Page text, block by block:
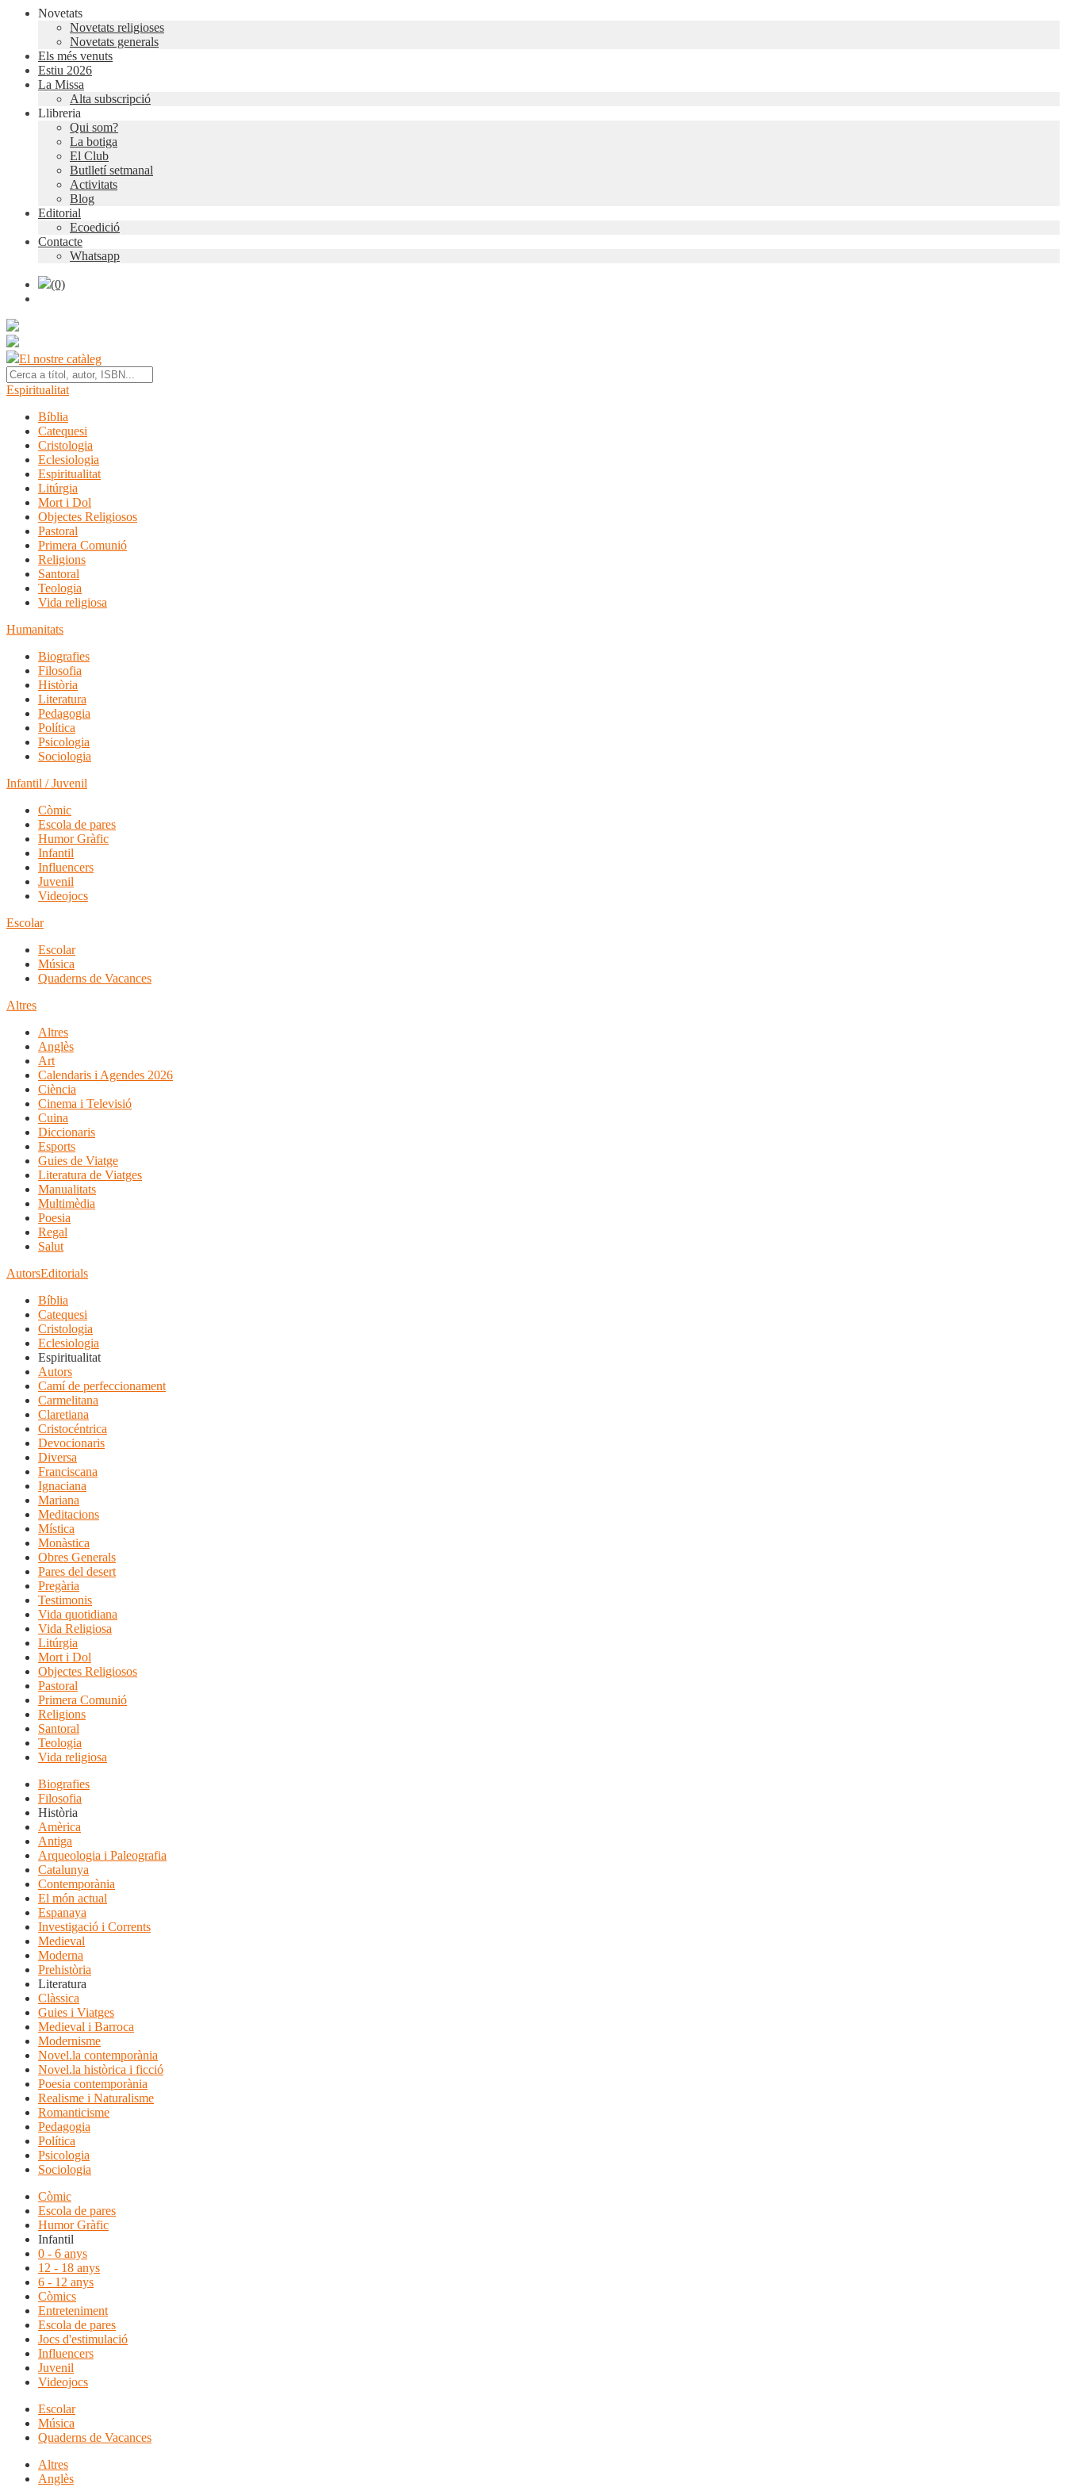
Novetats
Novetats religioses
Novetats generals
Els més venuts
Estiu 2026
La Missa
Alta subscripció
Llibreria
Qui som?
La botiga
El Club
Butlletí setmanal
Activitats
Blog
Editorial
Ecoedició
Contacte
Whatsapp
(0)
El nostre catàleg
Espiritualitat
Bíblia
Catequesi
Cristologia
Eclesiologia
Espiritualitat
Litúrgia
Mort i Dol
Objectes Religiosos
Pastoral
Primera Comunió
Religions
Santoral
Teologia
Vida religiosa
Humanitats
Biografies
Filosofia
Història
Literatura
Pedagogia
Política
Psicologia
Sociologia
Infantil / Juvenil
Còmic
Escola de pares
Humor Gràfic
Infantil
Influencers
Juvenil
Videojocs
Escolar
Escolar
Música
Quaderns de Vacances
Altres
Altres
Anglès
Art
Calendaris i Agendes 2026
Ciència
Cinema i Televisió
Cuina
Diccionaris
Esports
Guies de Viatge
Literatura de Viatges
Manualitats
Multimèdia
Poesia
Regal
Salut
AutorsEditorials
Bíblia
Catequesi
Cristologia
Eclesiologia
Espiritualitat
Autors
Camí de perfeccionament
Carmelitana
Claretiana
Cristocéntrica
Devocionaris
Diversa
Franciscana
Ignaciana
Mariana
Meditacions
Mística
Monàstica
Obres Generals
Pares del desert
Pregària
Testimonis
Vida quotidiana
Vida Religiosa
Litúrgia
Mort i Dol
Objectes Religiosos
Pastoral
Primera Comunió
Religions
Santoral
Teologia
Vida religiosa
Biografies
Filosofia
Història
Amèrica
Antiga
Arqueologia i Paleografia
Catalunya
Contemporània
El món actual
Espanaya
Investigació i Corrents
Medieval
Moderna
Prehistòria
Literatura
Clàssica
Guies i Viatges
Medieval i Barroca
Modernisme
Novel.la contemporània
Novel.la històrica i ficció
Poesia contemporània
Realisme i Naturalisme
Romanticisme
Pedagogia
Política
Psicologia
Sociologia
Còmic
Escola de pares
Humor Gràfic
Infantil
0 - 6 anys
12 - 18 anys
6 - 12 anys
Còmics
Entreteniment
Escola de pares
Jocs d'estimulació
Influencers
Juvenil
Videojocs
Escolar
Música
Quaderns de Vacances
Altres
Anglès